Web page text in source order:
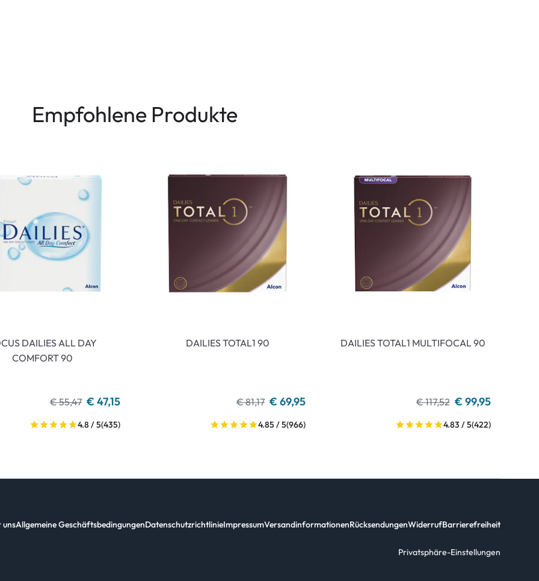
Empfohlene Produkte
DAILIES ALL DAY
COMFORT 90
€ 55,47 € 47,15
4.8 / 5(435)
DAILIES TOTAL1 90
€ 81,17 € 69,95
4.85 / 5(966)
DAILIES TOTAL1 MULTIFOCAL 90
€ 117,52 € 99,95
4.83 / 5(422)
unsAllgemeine GeschäftsbedingungenDatenschutzrichtlinieImpressumVersandinformationenRücksendungenWiderrufBarrierefreiheit
Privatsphäre-Einstellungen